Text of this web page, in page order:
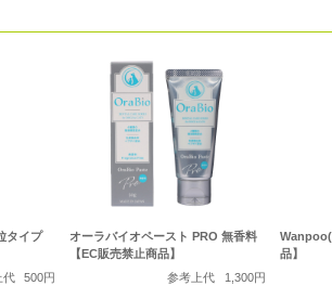
タイプ
代
500円
オーラバイオペースト PRO 無香料
【EC販売禁止商品】
参考上代
1,300円
Wanpoo(
品】